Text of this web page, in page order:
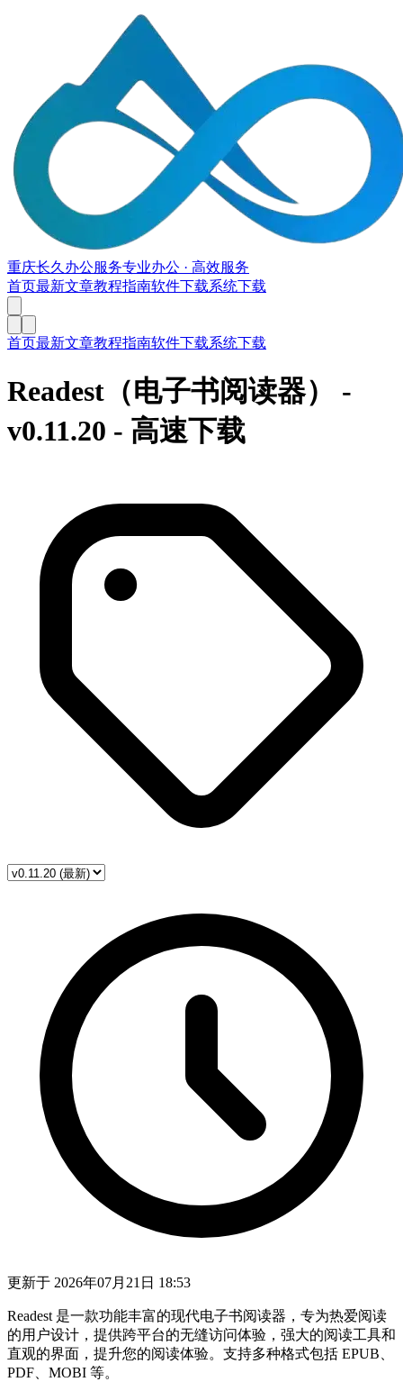
重庆长久办公服务专业办公 · 高效服务
首页最新文章教程指南软件下载系统下载
首页最新文章教程指南软件下载系统下载
Readest（电子书阅读器）
-
v0.11.20 - 高速下载
更新于 2026年07月21日 18:53
Readest 是一款功能丰富的现代电子书阅读器，专为热爱阅读
的用户设计，提供跨平台的无缝访问体验，强大的阅读工具和
直观的界面，提升您的阅读体验。支持多种格式包括 EPUB、
PDF、MOBI 等。